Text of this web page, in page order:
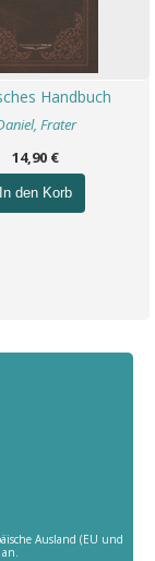
Handbuch
Frater
14,90 €
In den Korb
Ausland (EU und